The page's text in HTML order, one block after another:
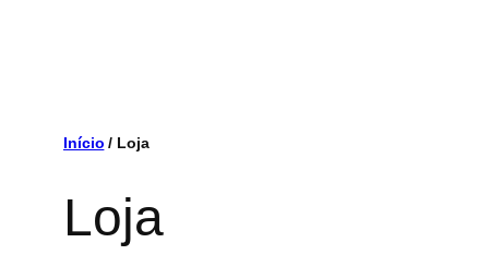
Início / Loja
Loja